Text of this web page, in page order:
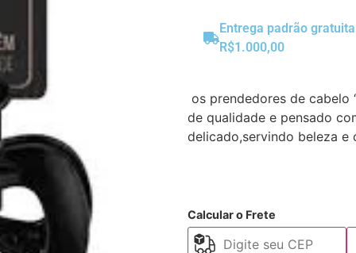
Entrega padrão
R$1.000,00
os prendedores de cabelo
de qualidade e pensado
delicado,servindo beleza e
Calcular o Frete